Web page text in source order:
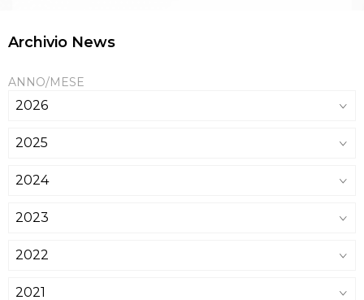
Archivio News
ANNO/MESE
2026
2025
2024
2023
2022
2021